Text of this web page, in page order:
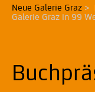
Neue Galerie Graz >
Galerie Graz in 99